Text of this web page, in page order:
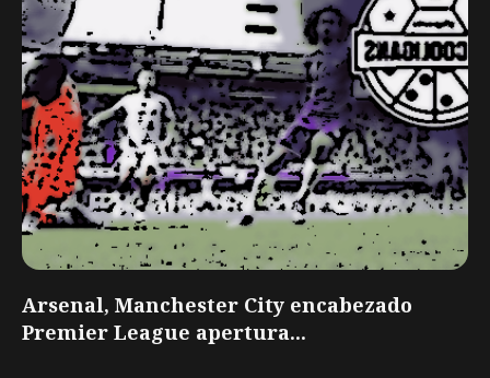
Arsenal, Manchester City encabezado
Premier League apertura...